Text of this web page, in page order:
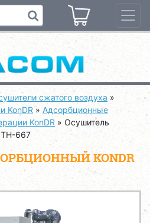
сжатого воздуха »
KonDR » Адсорбционные
KonDR » Осушитель
667
KONDR